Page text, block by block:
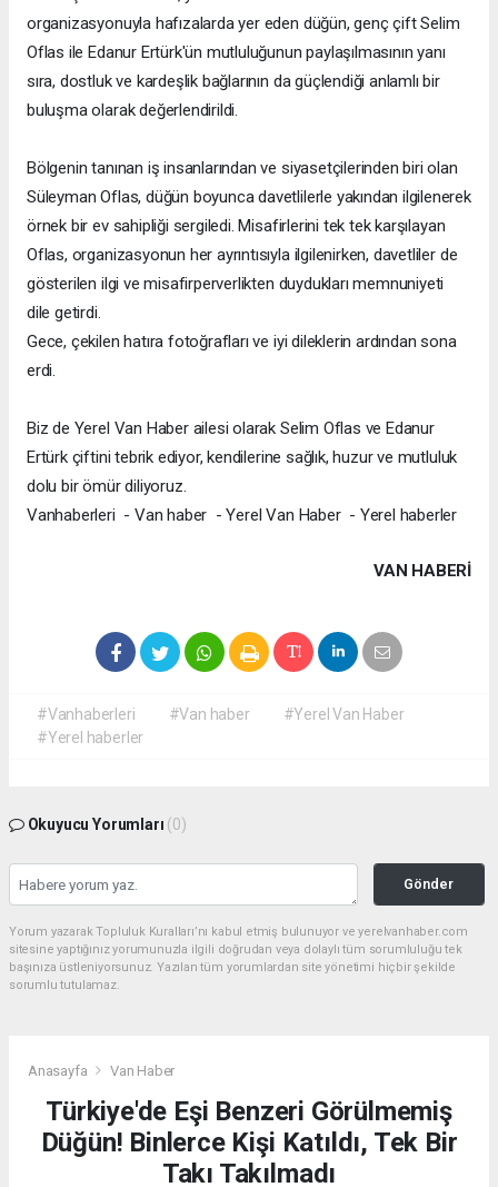
organizasyonuyla hafızalarda yer eden düğün, genç çift Selim
Oflas ile Edanur Ertürk'ün mutluluğunun paylaşılmasının yanı
sıra, dostluk ve kardeşlik bağlarının da güçlendiği anlamlı bir
buluşma olarak değerlendirildi.
Bölgenin tanınan iş insanlarından ve siyasetçilerinden biri olan
Süleyman Oflas, düğün boyunca davetlilerle yakından ilgilenerek
örnek bir ev sahipliği sergiledi. Misafirlerini tek tek karşılayan
Oflas, organizasyonun her ayrıntısıyla ilgilenirken, davetliler de
gösterilen ilgi ve misafirperverlikten duydukları memnuniyeti
dile getirdi.
Gece, çekilen hatıra fotoğrafları ve iyi dileklerin ardından sona
erdi.
Biz de Yerel Van Haber ailesi olarak Selim Oflas ve Edanur
Ertürk çiftini tebrik ediyor, kendilerine sağlık, huzur ve mutluluk
dolu bir ömür diliyoruz.
Vanhaberleri - Van haber - Yerel Van Haber - Yerel haberler
VAN HABERİ
#Vanhaberleri #Van haber
#Yerel Van Haber
#Yerel haberler
Okuyucu Yorumları (0)
Gönder
Yorum yazarak Topluluk Kuralları’nı kabul etmiş bulunuyor ve yerelvanhaber.com
sitesine yaptığınız yorumunuzla ilgili doğrudan veya dolaylı tüm sorumluluğu tek
başınıza üstleniyorsunuz. Yazılan tüm yorumlardan site yönetimi hiçbir şekilde
sorumlu tutulamaz.
Anasayfa Van Haber
Türkiye'de Eşi Benzeri Görülmemiş
Düğün! Binlerce Kişi Katıldı, Tek Bir
Takı Takılmadı